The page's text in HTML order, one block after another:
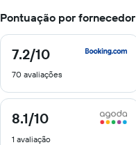
Pontuação por fornecedor
7.2/10
7.2
10
70 avaliações
8.1/10
8.1
10
1 avaliação